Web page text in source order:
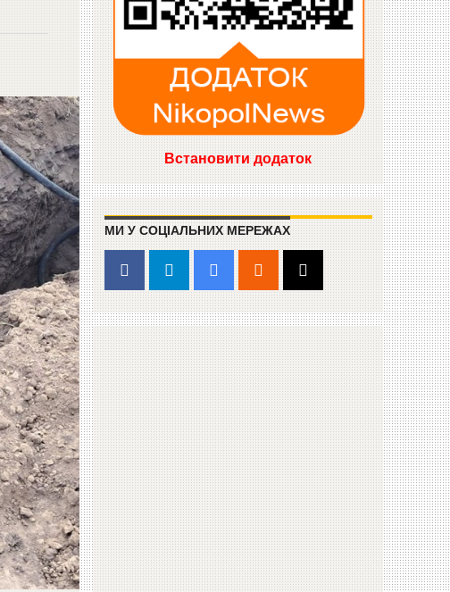
Встановити додаток
МИ У СОЦІАЛЬНИХ МЕРЕЖАХ